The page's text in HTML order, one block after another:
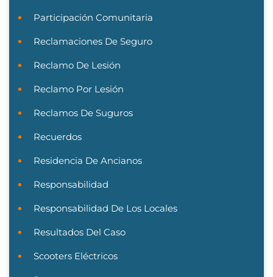
Participación Comunitaria
Reclamaciones De Seguro
Reclamo De Lesión
Reclamo Por Lesión
Reclamos De Suguros
Recuerdos
Residencia De Ancianos
Responsabilidad
Responsabilidad De Los Locales
Resultados Del Caso
Scooters Eléctricos